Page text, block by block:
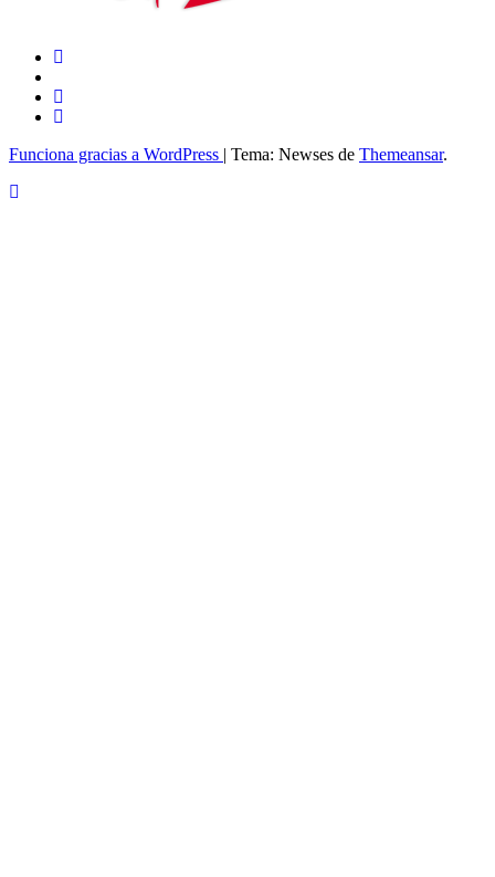
Funciona gracias a WordPress | Tema: Newses de Themeansar.